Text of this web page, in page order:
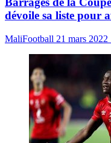
dévoile sa liste pour
MaliFootball 21 mars 2022